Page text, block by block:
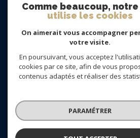
Adhérents
© 2026 | Tous droits réservés |
Admin
Nos liens Politique
Comme beaucoup,
utilise les cookies
On aimerait vous accompagner
votre visite.
En poursuivant, vous acceptez
cookies par ce site, afin de vous
contenus adaptés et réaliser des
PARAMÉTRER